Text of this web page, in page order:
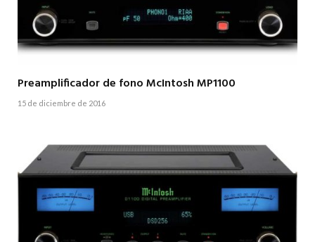
Preamplificador de fono McIntosh MP1100
15 de diciembre de 2016